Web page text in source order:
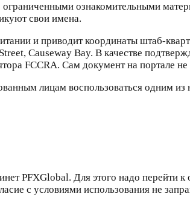
ознакомительными
свои имена.
и приводит координаты штаб-
Causeway Bay. В качестве
FCCRA. Сам документ на портале не
лицам воспользоваться одним
PFXGlobal. Для этого надо перейти к
с условиями использования не